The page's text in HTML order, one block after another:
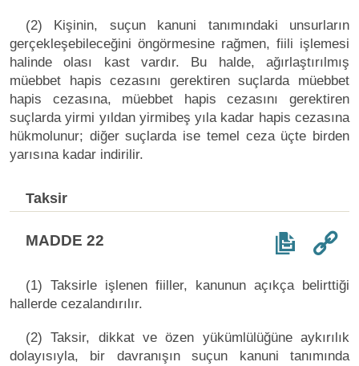
(2) Kişinin, suçun kanuni tanımındaki unsurların
gerçekleşebileceğini öngörmesine rağmen, fiili işlemesi
halinde olası kast vardır. Bu halde, ağırlaştırılmış
müebbet hapis cezasını gerektiren suçlarda müebbet
hapis cezasına, müebbet hapis cezasını gerektiren
suçlarda yirmi yıldan yirmibeş yıla kadar hapis cezasına
hükmolunur; diğer suçlarda ise temel ceza üçte birden
yarısına kadar indirilir.
Taksir
MADDE 22
(1) Taksirle işlenen fiiller, kanunun açıkça belirttiği
hallerde cezalandırılır.
(2) Taksir, dikkat ve özen yükümlülüğüne aykırılık
dolayısıyla, bir davranışın suçun kanuni tanımında